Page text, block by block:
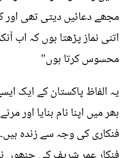
مجھے دعائیں دیتی تھی اور
اتنی نماز پڑھتا ہوں کہ اب
محسوس کرتا ہوں"
یہ الفاظ پاکستان کے ایک
بھر میں اپنا نام بنایا اور
فنکاری کی وجہ سے زندہ